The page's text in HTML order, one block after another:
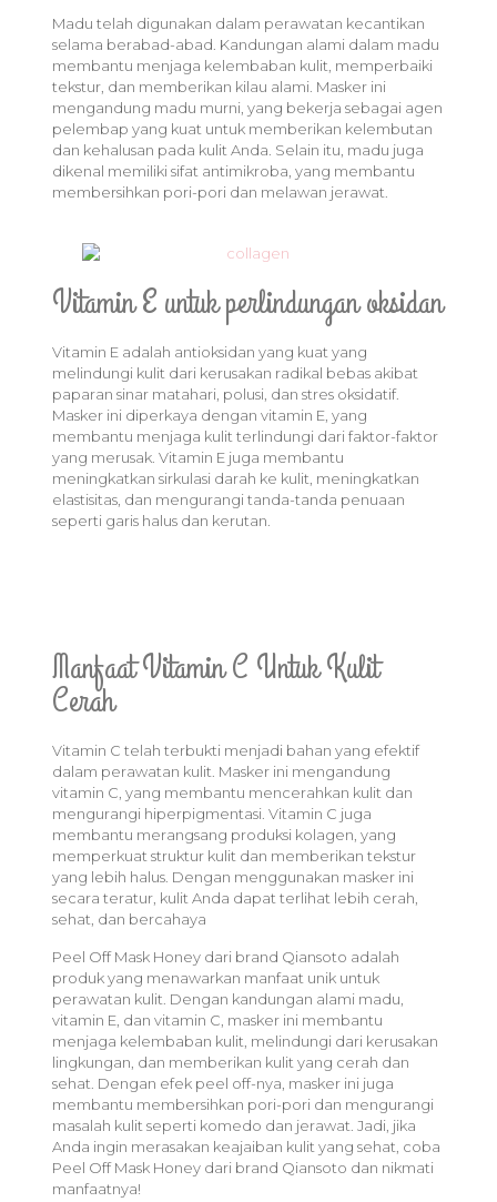
Madu telah digunakan dalam perawatan kecantikan
selama berabad-abad. Kandungan alami dalam madu
membantu menjaga kelembaban kulit, memperbaiki
tekstur, dan memberikan kilau alami. Masker ini
mengandung madu murni, yang bekerja sebagai agen
pelembap yang kuat untuk memberikan kelembutan
dan kehalusan pada kulit Anda. Selain itu, madu juga
dikenal memiliki sifat antimikroba, yang membantu
membersihkan pori-pori dan melawan jerawat.
Vitamin E untuk perlindungan oksidan
Vitamin E adalah antioksidan yang kuat yang
melindungi kulit dari kerusakan radikal bebas akibat
paparan sinar matahari, polusi, dan stres oksidatif.
Masker ini diperkaya dengan vitamin E, yang
membantu menjaga kulit terlindungi dari faktor-faktor
yang merusak. Vitamin E juga membantu
meningkatkan sirkulasi darah ke kulit, meningkatkan
elastisitas, dan mengurangi tanda-tanda penuaan
seperti garis halus dan kerutan.
Manfaat Vitamin C Untuk Kulit
Cerah
Vitamin C telah terbukti menjadi bahan yang efektif
dalam perawatan kulit. Masker ini mengandung
vitamin C, yang membantu mencerahkan kulit dan
mengurangi hiperpigmentasi. Vitamin C juga
membantu merangsang produksi kolagen, yang
memperkuat struktur kulit dan memberikan tekstur
yang lebih halus. Dengan menggunakan masker ini
secara teratur, kulit Anda dapat terlihat lebih cerah,
sehat, dan bercahaya
Peel Off Mask Honey dari brand Qiansoto adalah
produk yang menawarkan manfaat unik untuk
perawatan kulit. Dengan kandungan alami madu,
vitamin E, dan vitamin C, masker ini membantu
menjaga kelembaban kulit, melindungi dari kerusakan
lingkungan, dan memberikan kulit yang cerah dan
sehat. Dengan efek peel off-nya, masker ini juga
membantu membersihkan pori-pori dan mengurangi
masalah kulit seperti komedo dan jerawat. Jadi, jika
Anda ingin merasakan keajaiban kulit yang sehat, coba
Peel Off Mask Honey dari brand Qiansoto dan nikmati
manfaatnya!